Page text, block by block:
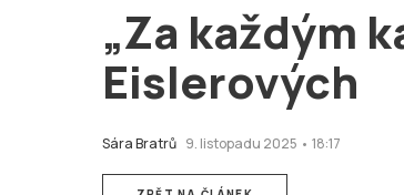
„Za každým
Eislerových
Sára Bratrů 9. listopadu 2025 • 18:17